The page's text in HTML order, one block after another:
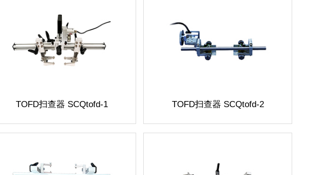
TOFD扫查器 SCQtofd-1 TOFD扫查器 SCQtofd-2